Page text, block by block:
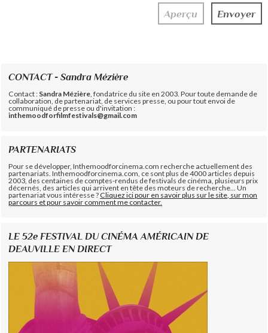
CONTACT - Sandra Mézière
Contact : Sandra Mézière , fondatrice du site en 2003. Pour toute demande de
collaboration, de partenariat, de services presse, ou pour tout envoi de
communiqué de presse ou d'invitation :
inthemoodforfilmfestivals@gmail.com
PARTENARIATS
Pour se développer, Inthemoodforcinema.com recherche actuellement des
partenariats. Inthemoodforcinema.com, ce sont plus de 4000 articles depuis
2003, des centaines de comptes-rendus de festivals de cinéma, plusieurs prix
décernés, des articles qui arrivent en tête des moteurs de recherche... Un
partenariat vous intéresse ?Cliquez ici pour en savoir plus sur le site, sur mon
parcours et pour savoir comment me contacter.
LE 52e FESTIVAL DU CINÉMA AMÉRICAIN DE
DEAUVILLE EN DIRECT